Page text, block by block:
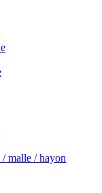
malle / hayon